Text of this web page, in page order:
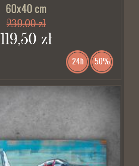
60x40 cm
239,00 zł
119,50 zł
24h 50%